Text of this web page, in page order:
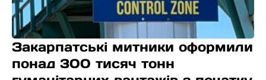
Закарпатські митники оформили
понад 300 тисяч тонн